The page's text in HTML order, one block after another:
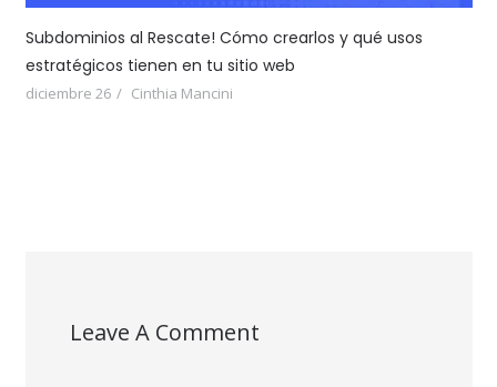
Subdominios al Rescate! Cómo crearlos y qué usos
estratégicos tienen en tu sitio web
diciembre 26 Cinthia Mancini
Leave A Comment